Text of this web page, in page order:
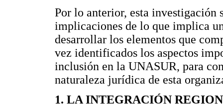
Por lo anterior, esta investigación
implicaciones de lo que implica
desarrollar los elementos que
vez identificados los aspectos
inclusión en la UNASUR, para
naturaleza jurídica de esta
1. LA INTEGRACIÓN